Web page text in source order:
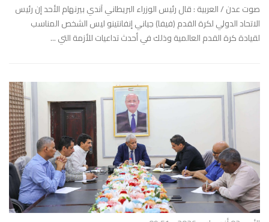
صوت عدن / العربية : قال رئيس الوزراء البريطاني آندي بيرنهام الأحد إن رئيس
الاتحاد الدولي لكرة القدم (فيفا) جياني إنفانتينو ليس الشخص المناسب
لقيادة كرة القدم العالمية وذلك في أحدث تداعيات للأزمة التي ...